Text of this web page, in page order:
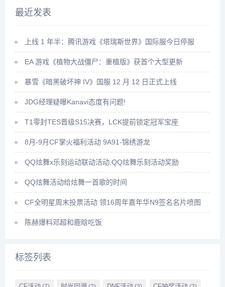
最近发表
上线 1 年半：腾讯游戏《塔瑞斯世界》国际服今日停服
EA 游戏《植物大战僵尸：重植版》获首个大型更新
暴雪《暗黑破坏神 IV》国服 12 月 12 日正式上线
JDG经理疑曝Kanavi态度有问题!
T1零封TES晋级S15决赛，LCK提前锁定冠军宝座
8月-9月CF掌火福利活动 9A91-锦绣游龙
QQ炫舞x乐刻运动联动活动,QQ炫舞乐刻活动奖励
QQ炫舞活动给炫舞一首歌的时间
CF全明星周末投票活动 领16周年嘉年华N9签名名片喷图
陈赫爆料邓超和鹿晗吃饭
标签列表